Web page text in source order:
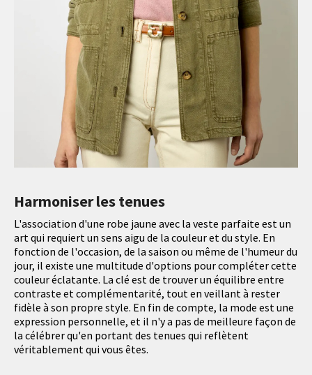
Harmoniser les tenues
L'association d'une robe jaune avec la veste parfaite est un
art qui requiert un sens aigu de la couleur et du style. En
fonction de l'occasion, de la saison ou même de l'humeur du
jour, il existe une multitude d'options pour compléter cette
couleur éclatante. La clé est de trouver un équilibre entre
contraste et complémentarité, tout en veillant à rester
fidèle à son propre style. En fin de compte, la mode est une
expression personnelle, et il n'y a pas de meilleure façon de
la célébrer qu'en portant des tenues qui reflètent
véritablement qui vous êtes.